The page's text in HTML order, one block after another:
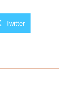
Twitter